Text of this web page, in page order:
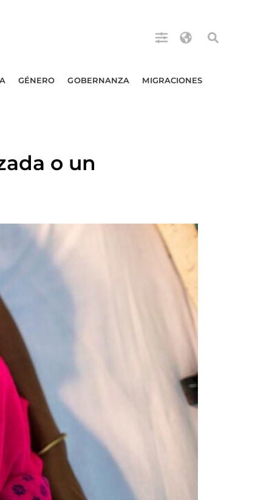
GÉNERO GOBERNANZA MIGRACIONES
o un